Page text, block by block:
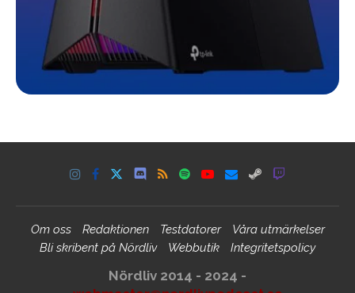
Om oss Redaktionen Testdatorer
Våra utmärkelser
Bli skribent på Nördliv
Webbutik Integritetspolicy
Nördliv 2014 - 2024 -